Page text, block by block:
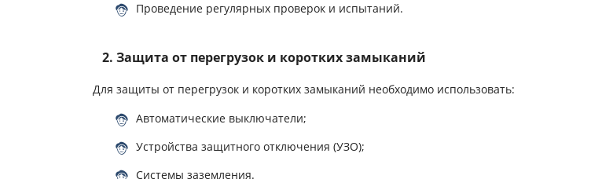
Проведение регулярных проверок и испытаний.
2. Защита от перегрузок и коротких замыканий
Для защиты от перегрузок и коротких замыканий необходимо использовать:
Автоматические выключатели;
Устройства защитного отключения (УЗО);
Системы заземления.